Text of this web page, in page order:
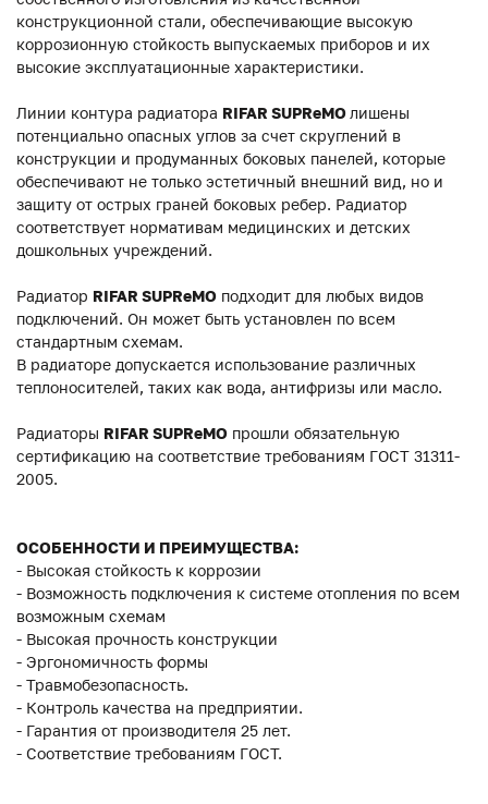
конструкционной стали, обеспечивающие высокую
коррозионную стойкость выпускаемых приборов и их
высокие эксплуатационные характеристики.
Линии контура радиатора RIFAR SUPReMO лишены
потенциально опасных углов за счет скруглений в
конструкции и продуманных боковых панелей, которые
обеспечивают не только эстетичный внешний вид, но и
защиту от острых граней боковых ребер. Радиатор
соответствует нормативам медицинских и детских
дошкольных учреждений.
Радиатор RIFAR SUPReMO подходит для любых видов
подключений. Он может быть установлен по всем
стандартным схемам.
В радиаторе допускается использование различных
теплоносителей, таких как вода, антифризы или масло.
Радиаторы RIFAR SUPReMO прошли обязательную
сертификацию на соответствие требованиям ГОСТ 31311-
2005.
ОСОБЕННОСТИ И ПРЕИМУЩЕСТВА:
- Высокая стойкость к коррозии
- Возможность подключения к системе отопления по всем
возможным схемам
- Высокая прочность конструкции
- Эргономичность формы
- Травмобезопасность.
- Контроль качества на предприятии.
- Гарантия от производителя 25 лет.
- Соответствие требованиям ГОСТ.